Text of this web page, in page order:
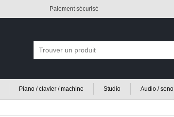
Paiement sécurisé
Piano / clavier / machine Studio Audio / sono